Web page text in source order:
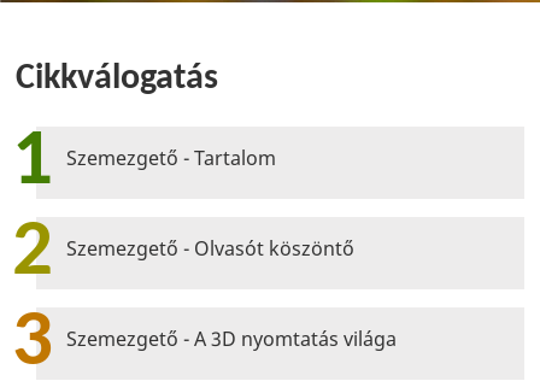
Cikkválogatás
1 Szemezgető - Tartalom
2 Szemezgető - Olvasót köszöntő
3 Szemezgető - A 3D nyomtatás világa